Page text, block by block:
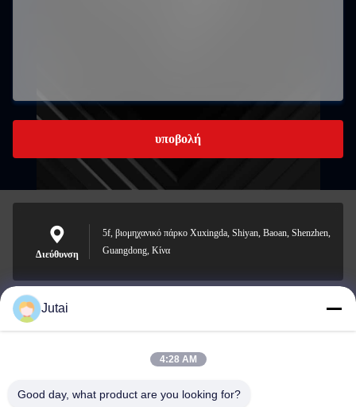
υποβολή
Διεύθυνση
5f, βιομηχανικό πάρκο Xuxingda, Shiyan, Baoan, Shenzhen,
Guangdong, Κίνα
jutaisales18@gmail.com
Jutai
4:28 AM
Good day, what product are you looking for?